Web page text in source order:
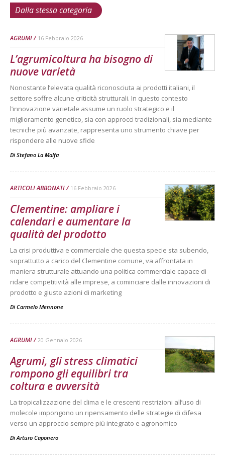
Dalla stessa categoria
AGRUMI 16 Febbraio 2026
L’agrumicoltura ha bisogno di
nuove varietà
Nonostante l’elevata qualità riconosciuta ai prodotti italiani, il
settore soffre alcune criticità strutturali. In questo contesto
l’innovazione varietale assume un ruolo strategico e il
miglioramento genetico, sia con approcci tradizionali, sia mediante
tecniche più avanzate, rappresenta uno strumento chiave per
rispondere alle nuove sfide
Di Stefano La Malfa
ARTICOLI ABBONATI 16 Febbraio 2026
Clementine: ampliare i
calendari e aumentare la
qualità del prodotto
La crisi produttiva e commerciale che questa specie sta subendo,
soprattutto a carico del Clementine comune, va affrontata in
maniera strutturale attuando una politica commerciale capace di
ridare competitività alle imprese, a cominciare dalle innovazioni di
prodotto e giuste azioni di marketing
Di Carmelo Mennone
AGRUMI 20 Gennaio 2026
Agrumi, gli stress climatici
rompono gli equilibri tra
coltura e avversità
La tropicalizzazione del clima e le crescenti restrizioni all’uso di
molecole impongono un ripensamento delle strategie di difesa
verso un approccio sempre più integrato e agronomico
DiArturo Caponero